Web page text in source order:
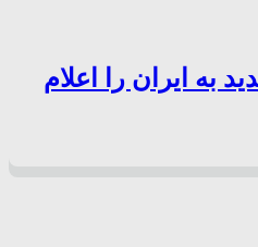
به ایران را اعلام